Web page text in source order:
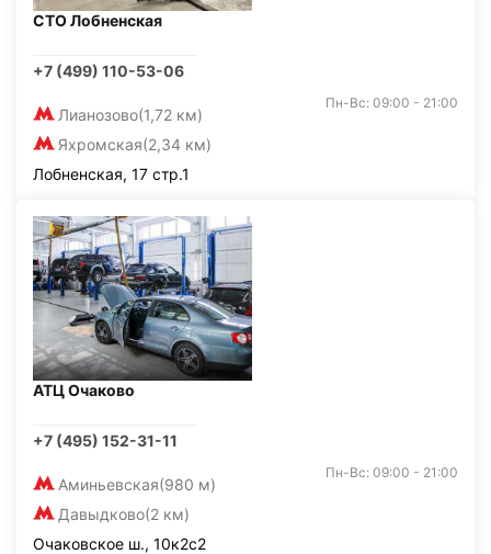
СТО Лобненская
+7 (499) 110-53-06
Лианозово(1,72 км)
Яхромская(2,34 км)
Пн-Вс: 09:00 - 21:00
Лобненская, 17 стр.1
АТЦ Очаково
+7 (495) 152-31-11
Аминьевская(980 м)
Давыдково(2 км)
Пн-Вс: 09:00 - 21:00
Очаковское ш., 10к2с2